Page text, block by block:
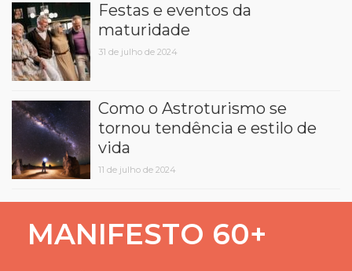
Festas e eventos da
maturidade
31 de julho de 2024
Como o Astroturismo se
tornou tendência e estilo de
vida
11 de julho de 2024
MANIFESTO 60+